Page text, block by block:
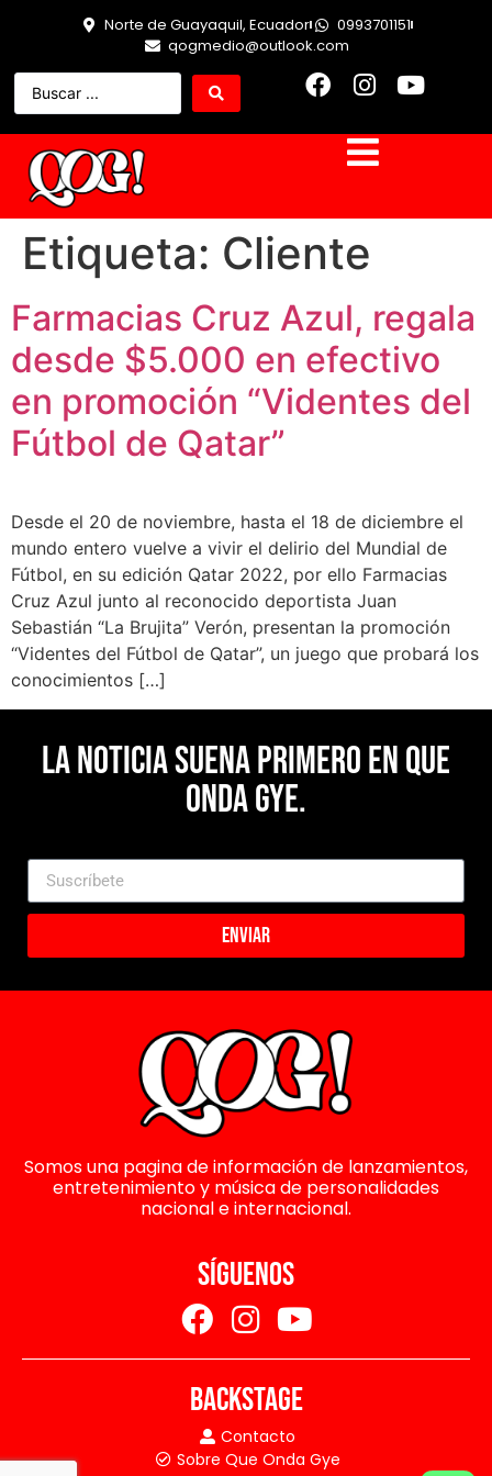
Norte de Guayaquil, Ecuador
0993701151
qogmedio@outlook.com
Etiqueta: Cliente
Farmacias Cruz Azul, regala
desde $5.000 en efectivo
en promoción “Videntes del
Fútbol de Qatar”
Desde el 20 de noviembre, hasta el 18 de diciembre el
mundo entero vuelve a vivir el delirio del Mundial de
Fútbol, en su edición Qatar 2022, por ello Farmacias
Cruz Azul junto al reconocido deportista Juan
Sebastián “La Brujita” Verón, presentan la promoción
“Videntes del Fútbol de Qatar”, un juego que probará los
conocimientos […]
La noticia suena primero en Que
Onda Gye.
Enviar
Somos una pagina de información de lanzamientos,
entretenimiento y música de personalidades
nacional e internacional.
SÍGUENOS
BACKSTAGE
Contacto
Sobre Que Onda Gye